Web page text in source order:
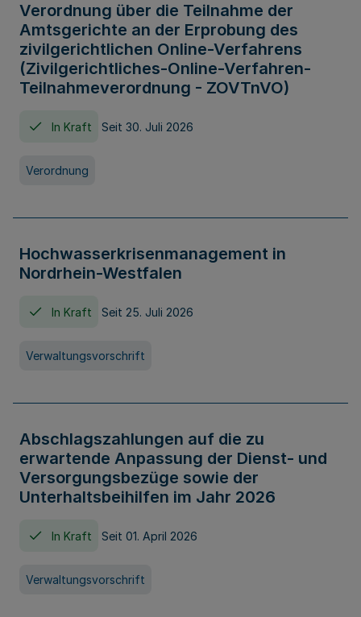
Verordnung über die Teilnahme der
Amtsgerichte an der Erprobung des
zivilgerichtlichen Online-Verfahrens
(Zivilgerichtliches-Online-Verfahren-
Teilnahmeverordnung - ZOVTnVO)
In Kraft Seit 30. Juli 2026
Verordnung
Hochwasserkrisenmanagement in
Nordrhein-Westfalen
In Kraft Seit 25. Juli 2026
Verwaltungsvorschrift
Abschlagszahlungen auf die zu
erwartende Anpassung der Dienst- und
Versorgungsbezüge sowie der
Unterhaltsbeihilfen im Jahr 2026
In Kraft Seit 01. April 2026
Verwaltungsvorschrift